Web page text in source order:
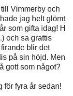
Vimmerby och
jag helt glömt
som gifta idag! H
och sa grattis
blir det
på sin höjd. Men
gott som något?
för fyra år sedan!